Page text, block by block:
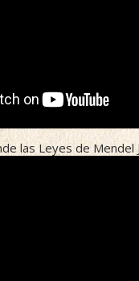
las Leyes de